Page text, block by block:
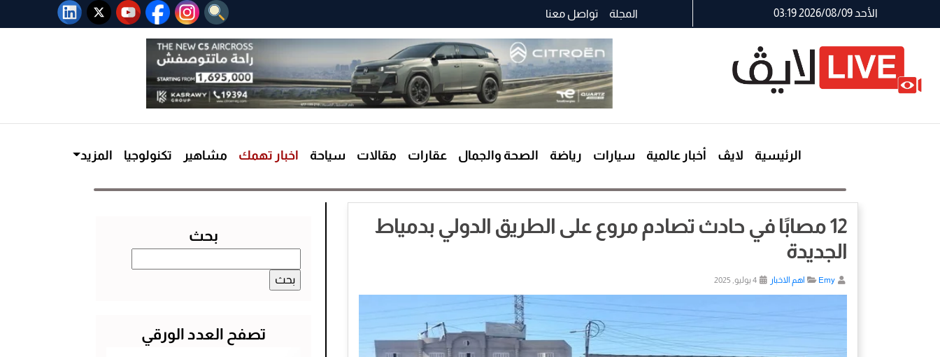
الأحد 2026/08/09 03:19 المجلة تواصل معنا
الرئيسية لايڤ أخبار عالمية سيارات رياضة الصحة والجمال عقارات مقالات سياحة اخبار تهمك مشاهير تكنولوجيا المزيد
12 مصابًا في حادث تصادم مروع على الطريق الدولي بدمياط
الجديدة
Emy اهم الاخبار
بحث
عن:
تصفح العدد الورقي